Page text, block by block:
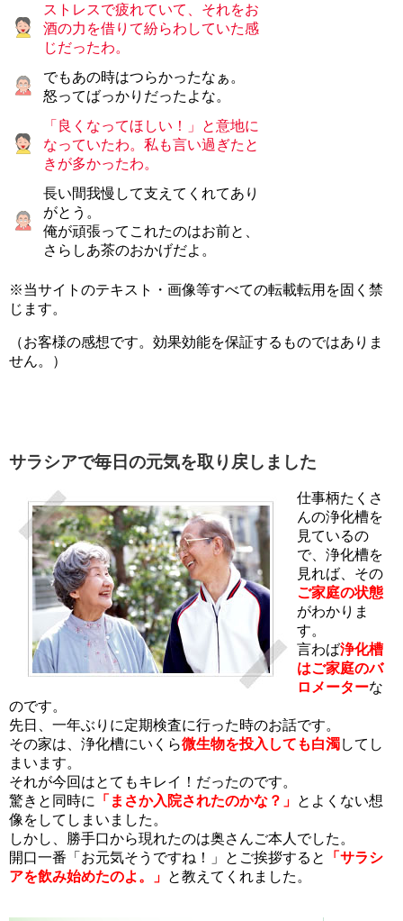
ストレスで疲れていて、それをお
酒の力を借りて紛らわしていた感
じだったわ。
でもあの時はつらかったなぁ。
怒ってばっかりだったよな。
「良くなってほしい！」と意地に
なっていたわ。私も言い過ぎたと
きが多かったわ。
長い間我慢して支えてくれてあり
がとう。
俺が頑張ってこれたのはお前と、
さらしあ茶のおかげだよ。
※当サイトのテキスト・画像等すべての転載転用を固く禁
じます。
（お客様の感想です。効果効能を保証するものではありま
せん。）
サラシアで毎日の元気を取り戻しました
仕事柄たくさ
んの浄化槽を
見ているの
で、浄化槽を
見れば、その
ご家庭の状態
がわかりま
す。
言わば浄化槽
はご家庭のバ
ロメーターな
のです。
先日、一年ぶりに定期検査に行った時のお話です。
その家は、浄化槽にいくら微生物を投入しても白濁してし
まいます。
それが今回はとてもキレイ！だったのです。
驚きと同時に
「まさか入院されたのかな？」 とよくない想
像をしてしまいました。
しかし、勝手口から現れたのは奥さんご本人でした。
開口一番「お元気そうですね！」とご挨拶すると
「サラシ
アを飲み始めたのよ。」 と教えてくれました。